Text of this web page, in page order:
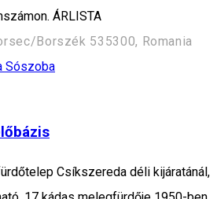
ÁRLISTA
Borszék 535300, Romania
Sószoba
Csíkszereda déli kijáratánál,